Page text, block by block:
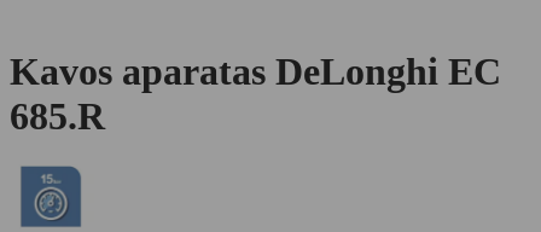
Kavos aparatas DeLonghi EC
685.R